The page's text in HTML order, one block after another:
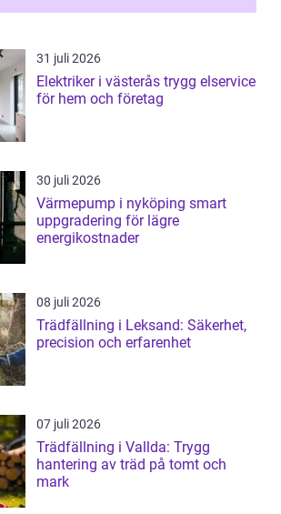
31 juli 2026
Elektriker i västerås trygg elservice
för hem och företag
30 juli 2026
Värmepump i nyköping smart
uppgradering för lägre
energikostnader
08 juli 2026
Trädfällning i Leksand: Säkerhet,
precision och erfarenhet
07 juli 2026
Trädfällning i Vallda: Trygg
hantering av träd på tomt och
mark